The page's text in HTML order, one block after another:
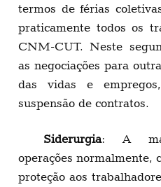
termos de férias
praticamente todos os
CNM-CUT. Neste
as negociações para
das vidas e
suspensão de contratos.
Siderurgia: A
operações normalmente,
proteção aos